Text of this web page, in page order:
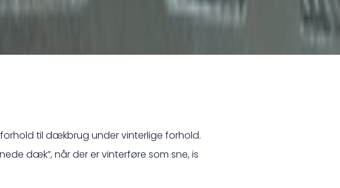
til dækbrug under vinterlige forhold.
dæk”, når der er vinterføre som sne, is